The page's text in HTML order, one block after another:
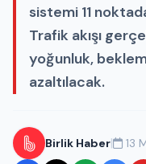
sistemi 11
Trafik akışı
yoğunluk,
azaltılacak.
Birlik Haber| 13